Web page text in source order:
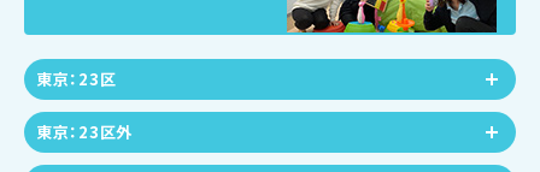
東京：23区
東京：23区外